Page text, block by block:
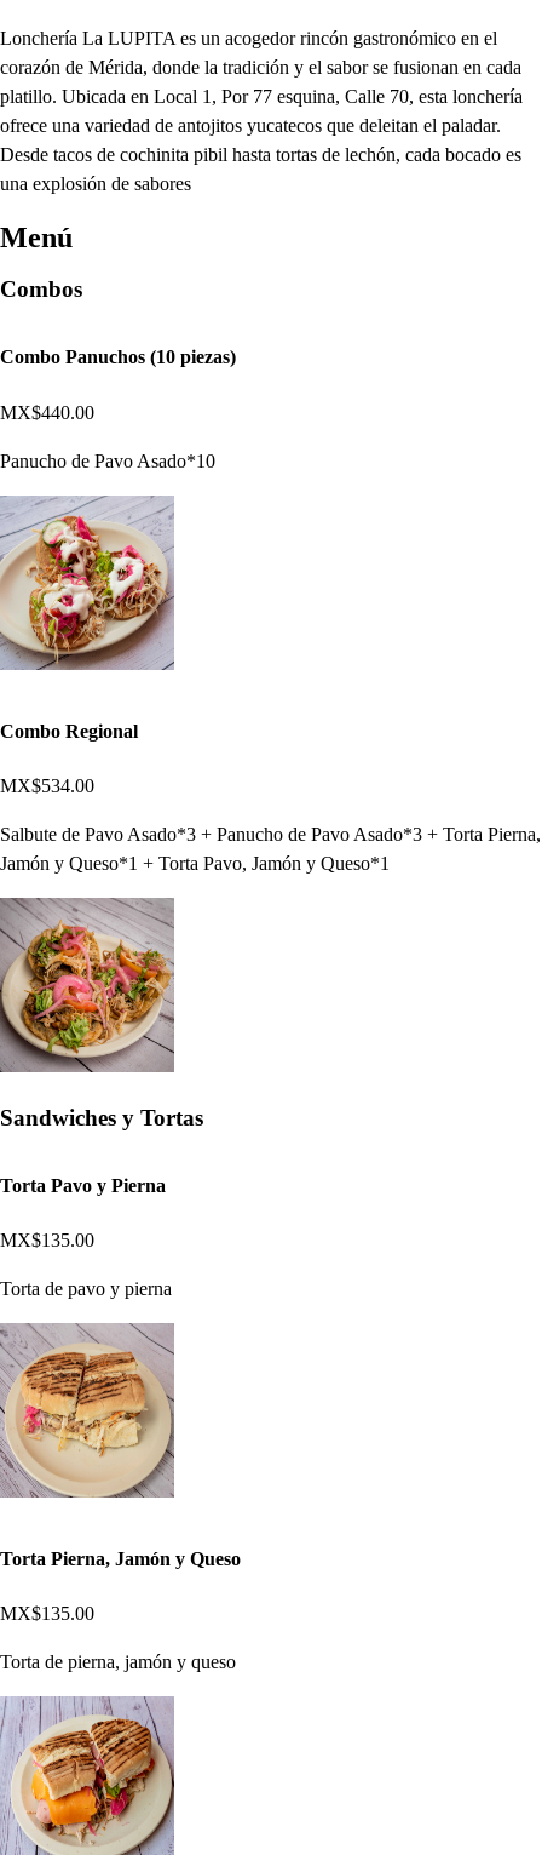
Lonchería La LUPITA es un acogedor rincón gastronómico en el
corazón de Mérida, donde la tradición y el sabor se fusionan en cada
platillo. Ubicada en Local 1, Por 77 esquina, Calle 70, esta lonchería
ofrece una variedad de antojitos yucatecos que deleitan el paladar.
Desde tacos de cochinita pibil hasta tortas de lechón, cada bocado es
una explosión de sabores
Menú
Combos
Combo Panuchos (10 piezas)
MX$440.00
Panucho de Pavo Asado*10
Combo Regional
MX$534.00
Salbute de Pavo Asado*3 + Panucho de Pavo Asado*3 + Torta Pierna,
Jamón y Queso*1 + Torta Pavo, Jamón y Queso*1
Sandwiches y Tortas
Torta Pavo y Pierna
MX$135.00
Torta de pavo y pierna
Torta Pierna, Jamón y Queso
MX$135.00
Torta de pierna, jamón y queso